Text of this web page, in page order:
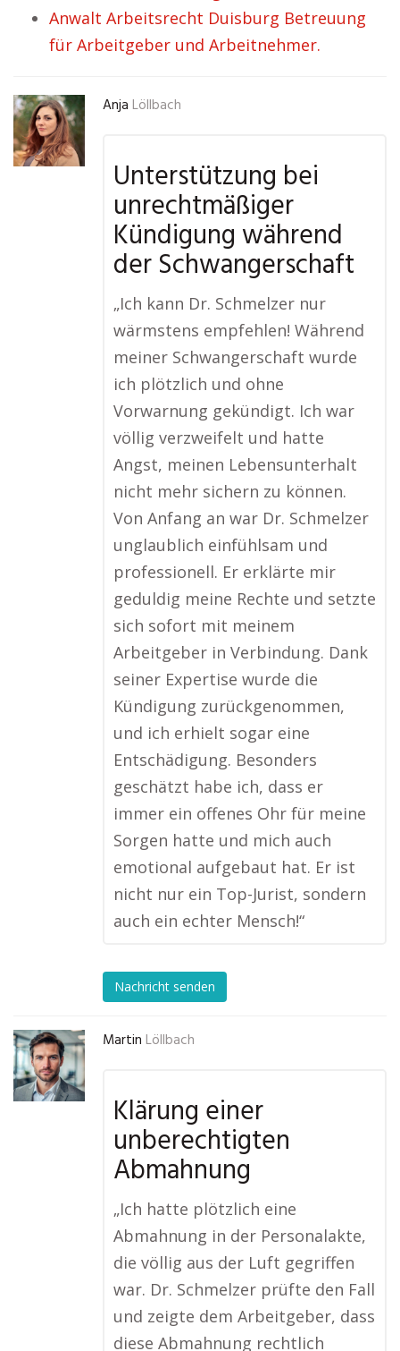
Anwalt Arbeitsrecht Duisburg Betreuung
für Arbeitgeber und Arbeitnehmer.
Anja Löllbach
Unterstützung bei
unrechtmäßiger
Kündigung während
der Schwangerschaft
„Ich kann Dr. Schmelzer nur
wärmstens empfehlen! Während
meiner Schwangerschaft wurde
ich plötzlich und ohne
Vorwarnung gekündigt. Ich war
völlig verzweifelt und hatte
Angst, meinen Lebensunterhalt
nicht mehr sichern zu können.
Von Anfang an war Dr. Schmelzer
unglaublich einfühlsam und
professionell. Er erklärte mir
geduldig meine Rechte und setzte
sich sofort mit meinem
Arbeitgeber in Verbindung. Dank
seiner Expertise wurde die
Kündigung zurückgenommen,
und ich erhielt sogar eine
Entschädigung. Besonders
geschätzt habe ich, dass er
immer ein offenes Ohr für meine
Sorgen hatte und mich auch
emotional aufgebaut hat. Er ist
nicht nur ein Top-Jurist, sondern
auch ein echter Mensch!“
Nachricht senden
Martin Löllbach
Klärung einer
unberechtigten
Abmahnung
„Ich hatte plötzlich eine
Abmahnung in der Personalakte,
die völlig aus der Luft gegriffen
war. Dr. Schmelzer prüfte den Fall
und zeigte dem Arbeitgeber, dass
diese Abmahnung rechtlich